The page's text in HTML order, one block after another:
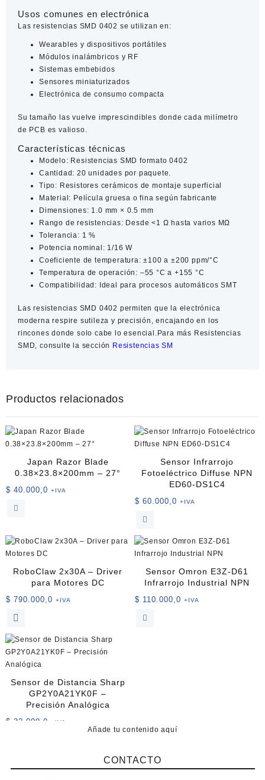
Usos comunes en electrónica
Lasresistencias SMD 0402 se utilizan en:
Wearables y dispositivos portátiles
Módulos inalámbricos y RF
Sistemas embebidos
Sensores miniaturizados
Electrónica de consumo compacta
Su tamaño las vuelve imprescindibles donde cada milímetro
de PCB es valioso.
Características técnicas
Modelo: Resistencias SMD formato 0402
Cantidad: 20 unidades por paquete.
Tipo: Resistores cerámicos de montaje superficial
Material: Película gruesa o fina según fabricante
Dimensiones: 1.0 mm × 0.5 mm
Rango de resistencias: Desde <1 Ω hasta varios MΩ
Tolerancia: 1 %
Potencia nominal: 1/16 W
Coeficiente de temperatura: ±100 a ±200 ppm/°C
Temperatura de operación: –55 °C a +155 °C
Compatibilidad: Ideal para procesos automáticos SMT
Las resistencias SMD 0402 permiten que la electrónica
moderna respire sutileza y precisión, encajando en los
rincones donde solo cabe lo esencial.Para más Resistencias
SMD
, consulte la sección Resistencias SM
Productos relacionados
Japan Razor Blade
0.38×23.8×200mm – 27°
$ 40.000,0 +IVA
Sensor Infrarrojo
Fotoeléctrico Diffuse NPN
ED60-DS1C4
$ 60.000,0 +IVA
RoboClaw 2x30A – Driver
para Motores DC
$ 790.000,0 +IVA
Sensor Omron E3Z-D61
Infrarrojo Industrial NPN
$ 110.000,0 +IVA
Sensor de Distancia Sharp
GP2Y0A21YK0F –
Precisión Analógica
$ 32.000,0 +IVA
Añade tu contenido aquí
CONTACTO